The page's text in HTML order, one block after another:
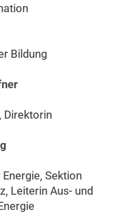
Bildung
Direktorin
Sektion
Leiterin Aus- und